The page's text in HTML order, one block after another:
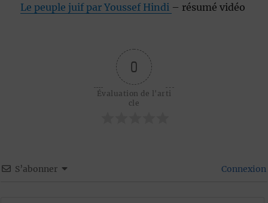
Le peuple juif par Youssef Hindi – résumé vidéo
0
Évaluation de l'arti
cle
S’abonner Connexion